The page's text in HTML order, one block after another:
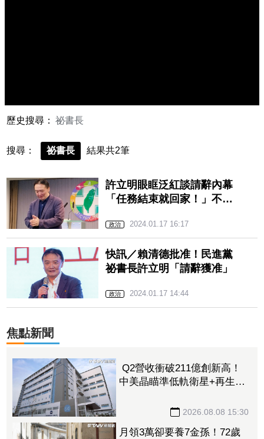
歷史搜尋： 祕書長
搜尋： 祕書長 結果共2筆
許立明眼眶泛紅談請辭內幕
「任務結束就回家！」不否
政治 2024.01.17 16:17
快訊／賴清德批准！民進黨
祕書長許立明「請辭獲准」
政治 2024.01.17 14:44
焦點新聞
Q2營收衝破211億創新高！
中美晶瞄準低軌衛星+再生能
2026.08.08 15:30
月領3萬卻要養7金孫！72歲